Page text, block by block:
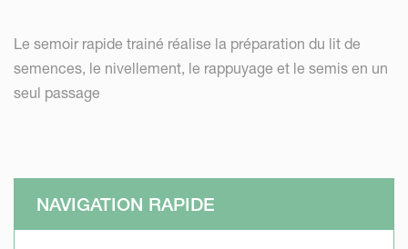
Le semoir rapide trainé réalise la préparation du lit de
semences, le nivellement, le rappuyage et le semis en un
seul passage
NAVIGATION RAPIDE